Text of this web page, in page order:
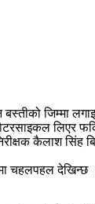
जिम्मा
लिएर
कैलाश
चहलपहल